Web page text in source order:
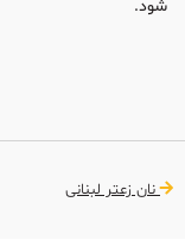
شود.
نان زعتر لبنانی